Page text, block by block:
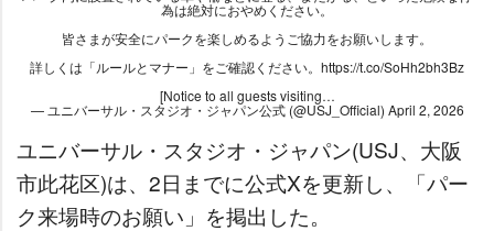
為は絶対におやめください。
皆さまが安全にパークを楽しめるようご協力をお願いします。
詳しくは「ルールとマナー」をご確認ください。 https://t.co/SoHh2bh3Bz
[Notice to all guests visiting…
— ユニバーサル・スタジオ・ジャパン公式 (@USJ_Official) April 2, 2026
ユニバーサル・スタジオ・ジャパン(USJ、大阪
市此花区)は、2日までに公式Xを更新し、「パー
ク来場時のお願い」を掲出した。